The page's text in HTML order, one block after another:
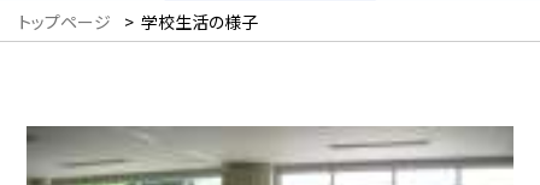
トップページ > 学校生活の様子